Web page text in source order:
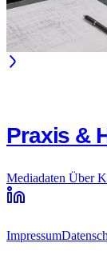
Praxis &
Mediadaten Über
Impressum